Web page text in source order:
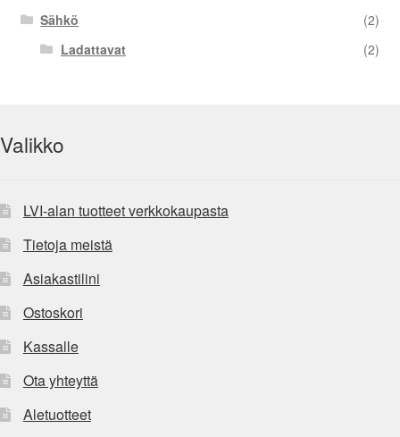
Sähkö
(2)
Ladattavat
(2)
Valikko
LVI-alan tuotteet verkkokaupasta
Tietoja meistä
Asiakastilini
Ostoskori
Kassalle
Ota yhteyttä
Aletuotteet